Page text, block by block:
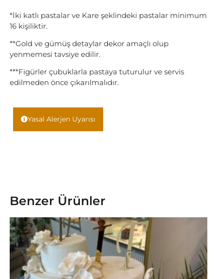
*İki katlı pastalar ve Kare şeklindeki pastalar minimum
16 kişiliktir.
**Gold ve gümüş detaylar dekor amaçlı olup
yenmemesi tavsiye edilir.
***Figürler çubuklarla pastaya tuturulur ve servis
edilmeden önce çıkarılmalıdır.
Yasal Alerjen Uyarısı
Benzer Ürünler